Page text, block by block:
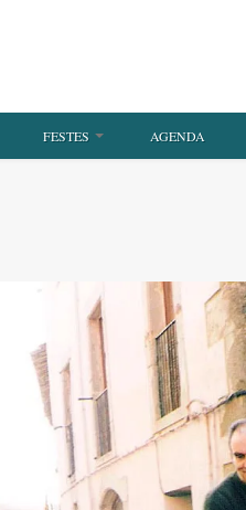
FESTES AGENDA